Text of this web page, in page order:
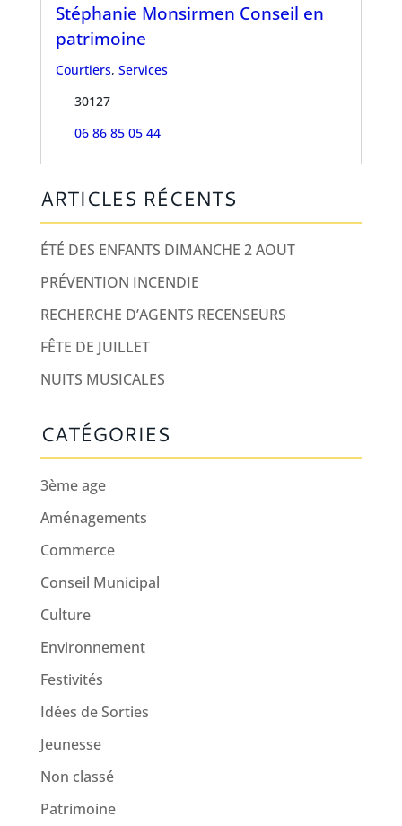
Stéphanie Monsirmen Conseil en
patrimoine
Courtiers, Services
30127
06 86 85 05 44
ARTICLES RÉCENTS
ÉTÉ DES ENFANTS DIMANCHE 2 AOUT
PRÉVENTION INCENDIE
RECHERCHE D’AGENTS RECENSEURS
FÊTE DE JUILLET
NUITS MUSICALES
CATÉGORIES
3ème age
Aménagements
Commerce
Conseil Municipal
Culture
Environnement
Festivités
Idées de Sorties
Jeunesse
Non classé
Patrimoine